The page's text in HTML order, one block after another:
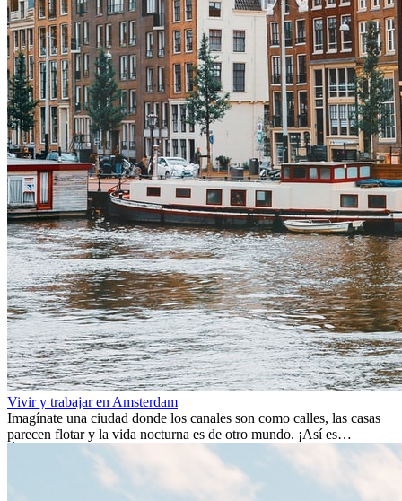
Vivir y trabajar en Amsterdam
Imagínate una ciudad donde los canales son como calles, las casas
parecen flotar y la vida nocturna es de otro mundo. ¡Así es
Ámsterdam! Esta ciudad holandesa, ubicada en el oeste de Europa,
es un verdadero crisol de culturas. Con más de 800.000 habitantes,
entre ellos un montón de extranjeros, aquí encontrarás de todo: